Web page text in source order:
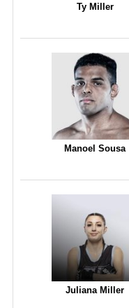
Ty Miller
Manoel Sousa
Juliana Miller